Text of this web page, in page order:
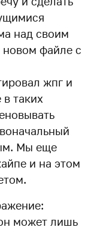
над своим
новом файле с
жпг и
таких
Мы еще
и на этом
может лишь